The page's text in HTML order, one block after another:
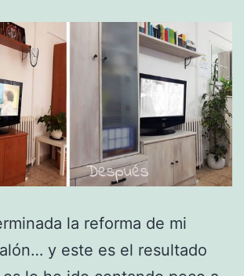
la reforma de mi
y este es el resultado